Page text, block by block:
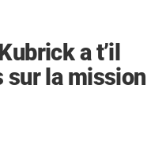
a t’il
sur la mission